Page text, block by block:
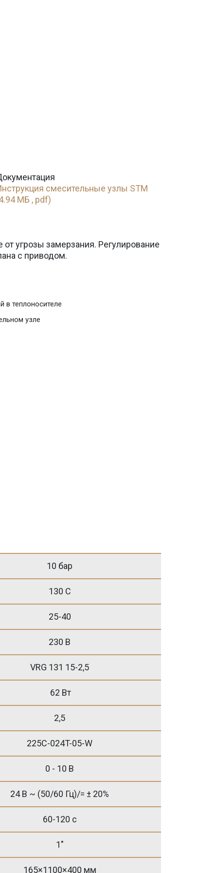
смесительные узлы STM
МБ , pdf)
угрозы замерзания. Регулирование
с приводом.
в теплоносителе
узле
10 бар
130 С
25-40
230 B
VRG 131 15-2,5
62 Вт
2,5
225C-024T-05-W
0 - 10 B
24 В ~ (50/60 Гц)/= ± 20%
60-120 с
1"
165×1100×400 мм